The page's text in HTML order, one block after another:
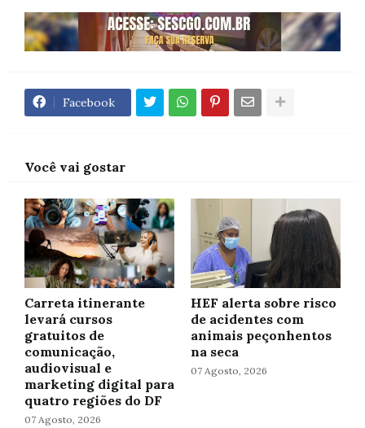
Facebook
Você vai gostar
Carreta itinerante
levará cursos
gratuitos de
comunicação,
audiovisual e
marketing digital para
quatro regiões do DF
07 Agosto, 2026
HEF alerta sobre risco
de acidentes com
animais peçonhentos
na seca
07 Agosto, 2026